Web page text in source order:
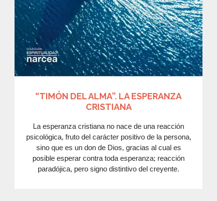
“TIMÓN DEL ALMA”. LA ESPERANZA
CRISTIANA
La esperanza cristiana no nace de una reacción
psicológica, fruto del carácter positivo de la persona,
sino que es un don de Dios, gracias al cual es
posible esperar contra toda esperanza; reacción
paradójica, pero signo distintivo del creyente.